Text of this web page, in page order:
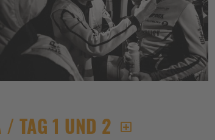
/ TAG 1 UND 2